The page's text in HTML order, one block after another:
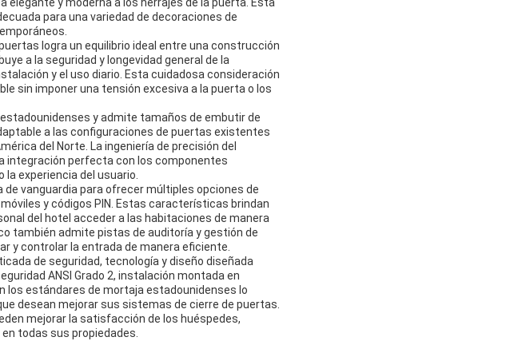
y moderna a los herrajes de la puerta. Esta
para una variedad de decoraciones de
logra un equilibrio ideal entre una construcción
a la seguridad y longevidad general de la
y el uso diario. Esta cuidadosa consideración
sin imponer una tensión excesiva a la puerta o los
y admite tamaños de embutir de
a las configuraciones de puertas existentes
del Norte. La ingeniería de precisión del
integración perfecta con los componentes
experiencia del usuario.
vanguardia para ofrecer múltiples opciones de
y códigos PIN. Estas características brindan
del hotel acceder a las habitaciones de manera
también admite pistas de auditoría y gestión de
y controlar la entrada de manera eficiente.
de seguridad, tecnología y diseño diseñada
ANSI Grado 2, instalación montada en
los estándares de mortaja estadounidenses lo
desean mejorar sus sistemas de cierre de puertas.
mejorar la satisfacción de los huéspedes,
todas sus propiedades.